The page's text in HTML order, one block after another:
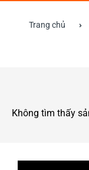
Trang chủ ›
Không tìm thấy